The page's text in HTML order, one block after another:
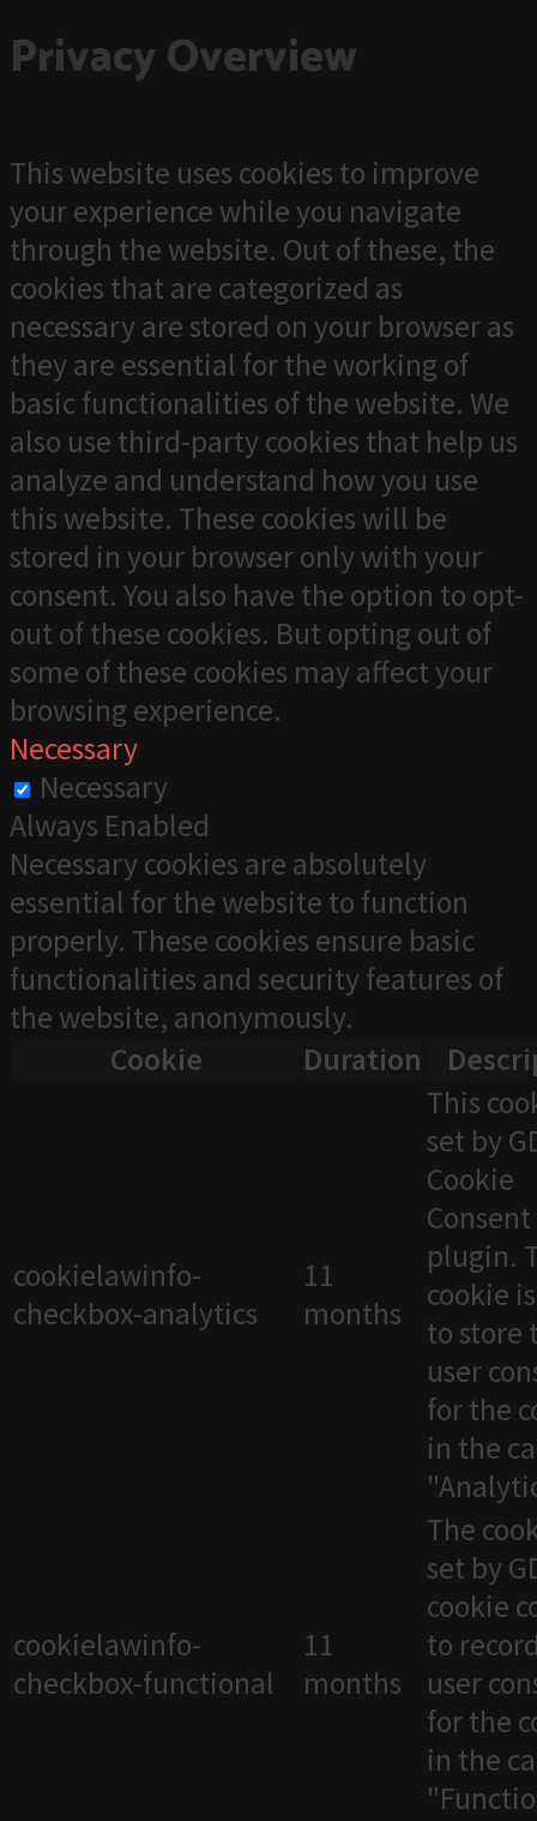
Privacy Overview
This website uses cookies to improve
your experience while you navigate
through the website. Out of these, the
cookies that are categorized as
necessary are stored on your browser as
they are essential for the working of
basic functionalities of the website. We
also use third-party cookies that help us
analyze and understand how you use
this website. These cookies will be
stored in your browser only with your
consent. You also have the option to opt-
out of these cookies. But opting out of
some of these cookies may affect your
browsing experience.
Necessary
Necessary
Always Enabled
Necessary cookies are absolutely
essential for the website to function
properly. These cookies ensure basic
functionalities and security features of
the website, anonymously.
Cookie
Duration
cookielawinfo-
checkbox-analytics
11
months
This
set by
Cookie
Consent
plugin.
cookie
to store
user
for the
in the
cookielawinfo-
checkbox-functional
11
months
The
set by
cookie
to
user
for the
in the